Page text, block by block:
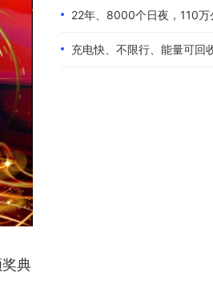
典
22年、8000个日夜，110万公里，老司
充电快、不限行、能量可回收 云南小伙儿开